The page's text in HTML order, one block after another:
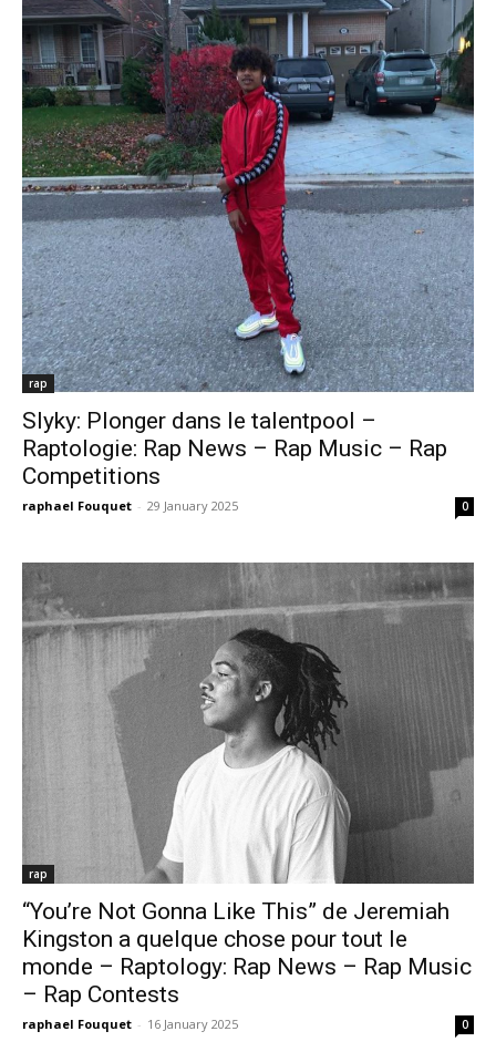
rap
Slyky: Plonger dans le talentpool –
Raptologie: Rap News – Rap Music – Rap
Competitions
raphael Fouquet - 29 January 2025 0
rap
“You’re Not Gonna Like This” de Jeremiah
Kingston a quelque chose pour tout le
monde – Raptology: Rap News – Rap Music
– Rap Contests
raphael Fouquet - 16 January 2025 0